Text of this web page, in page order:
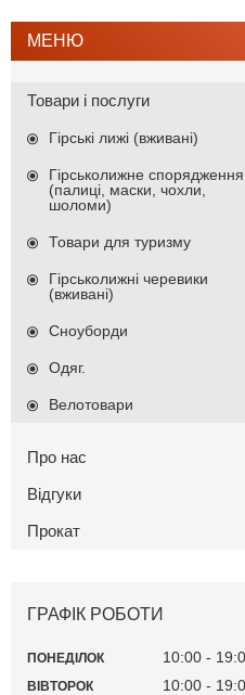
Товари і послуги
Гірські лижі (вживані)
Гірськолижне спорядження
(палиці, маски, чохли,
шоломи)
Товари для туризму
Гірськолижні черевики
(вживані)
Сноуборди
Одяг.
Велотовари
Про нас
Відгуки
Прокат
ГРАФІК РОБОТИ
ПОНЕДІЛОК 10:00
ВІВТОРОК 10:00